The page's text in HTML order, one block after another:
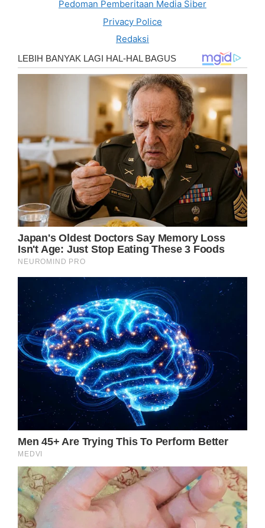
Pedoman Pemberitaan Media Siber
Privacy Police
Redaksi